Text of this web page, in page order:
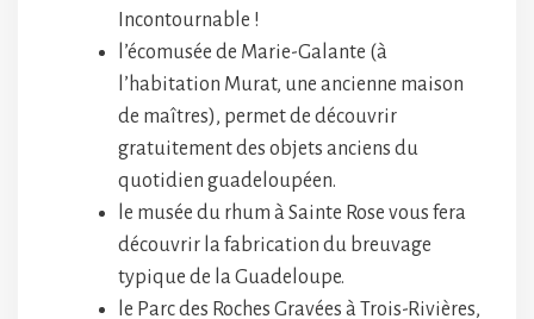
Incontournable !
l’écomusée de Marie-Galante (à
l’habitation Murat, une ancienne maison
de maîtres), permet de découvrir
gratuitement des objets anciens du
quotidien guadeloupéen.
le musée du rhum à Sainte Rose vous fera
découvrir la fabrication du breuvage
typique de la Guadeloupe.
le Parc des Roches Gravées à Trois-Rivières,